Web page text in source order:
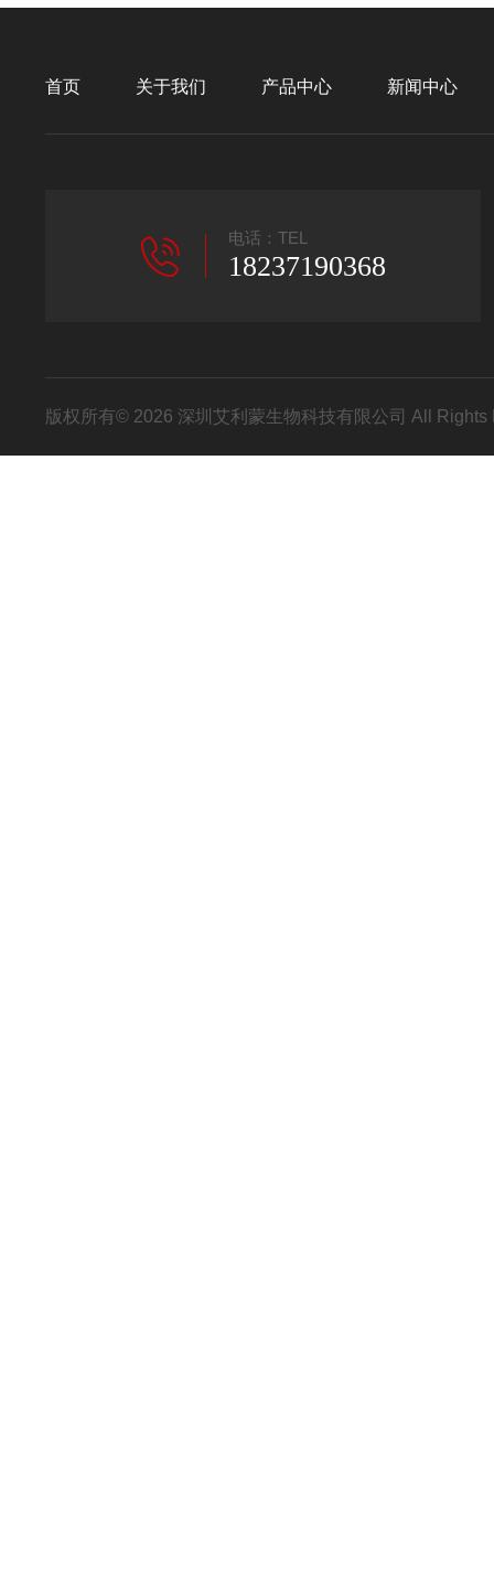
首页 关于我们 产品中心 新闻中心
电话：TEL
18237190368
版权所有© 2026 深圳艾利蒙生物科技有限公司 All